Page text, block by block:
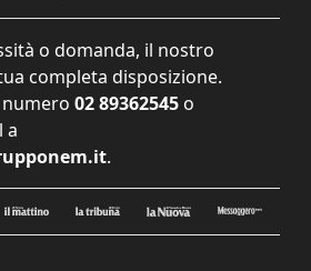
o domanda, il nostro
completa disposizione.
02 89362545 o
a
.